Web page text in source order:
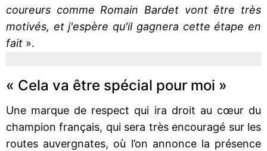
coureurs comme Romain Bardet vont être très
motivés, et j'espère qu'il gagnera cette étape en
fait ».
« Cela va être spécial pour moi »
Une marque de respect qui ira droit au cœur du
champion français, qui sera très encouragé sur les
routes auvergnates, où l’on annonce la présence